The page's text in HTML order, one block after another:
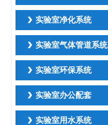
实验室净化系统
实验室气体管道系统
实验室环保系统
实验室办公配套
实验室用水系统